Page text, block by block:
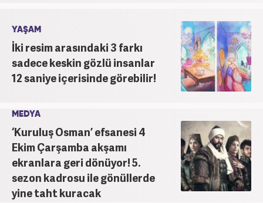
YAŞAM
İki resim arasındaki 3 farkı
sadece keskin gözlü insanlar
12 saniye içerisinde görebilir!
MEDYA
‘Kuruluş Osman’ efsanesi 4
Ekim Çarşamba akşamı
ekranlara geri dönüyor! 5.
sezon kadrosu ile gönüllerde
yine taht kuracak